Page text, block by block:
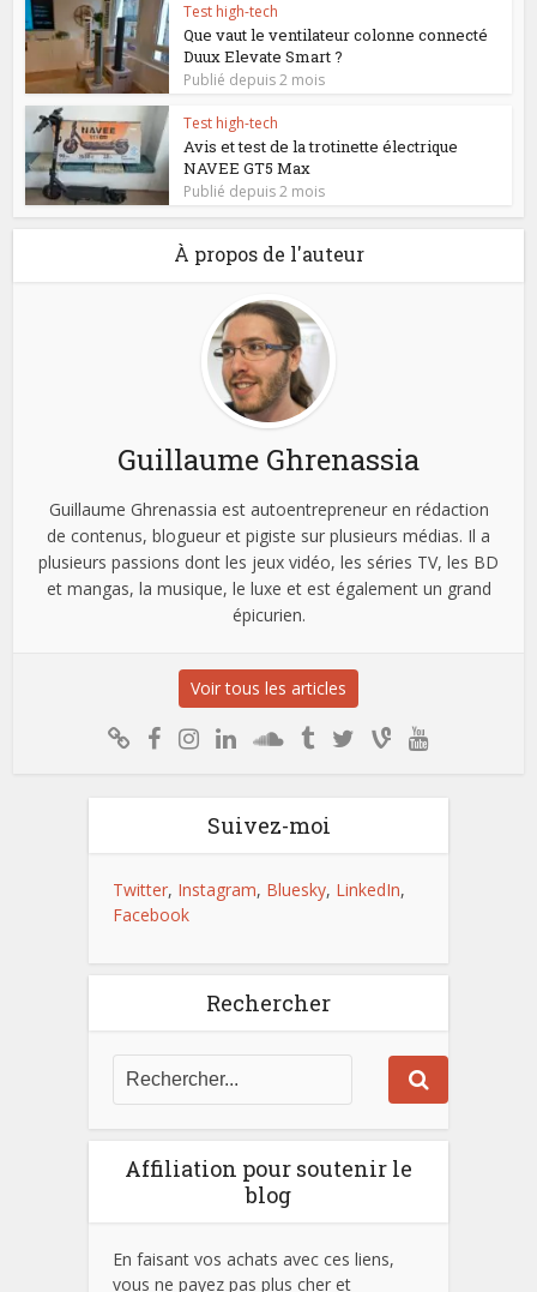
Test high-tech
Que vaut le ventilateur colonne connecté
Duux Elevate Smart ?
Publié depuis 2 mois
Test high-tech
Avis et test de la trotinette électrique
NAVEE GT5 Max
Publié depuis 2 mois
À propos de l'auteur
Guillaume Ghrenassia
Guillaume Ghrenassia est autoentrepreneur en rédaction
de contenus, blogueur et pigiste sur plusieurs médias. Il a
plusieurs passions dont les jeux vidéo, les séries TV, les BD
et mangas, la musique, le luxe et est également un grand
épicurien.
Voir tous les articles
Suivez-moi
Twitter, Instagram, Bluesky, LinkedIn,
Facebook
Rechercher
Affiliation pour soutenir le
blog
En faisant vos achats avec ces liens,
vous ne payez pas plus cher et